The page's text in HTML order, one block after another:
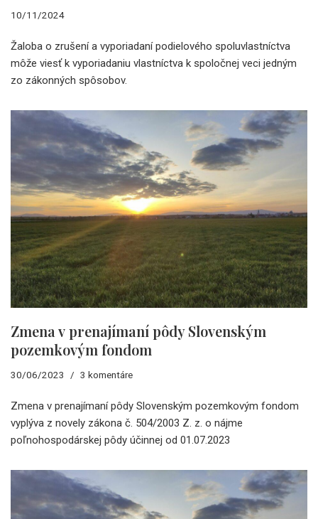
10/11/2024
Žaloba o zrušení a vyporiadaní podielového spoluvlastníctva
môže viesť k vyporiadaniu vlastníctva k spoločnej veci jedným
zo zákonných spôsobov.
Zmena v prenajímaní pôdy Slovenským
pozemkovým fondom
30/06/2023 3 komentáre
Zmena v prenajímaní pôdy Slovenským pozemkovým fondom
vyplýva z novely zákona č. 504/2003 Z. z. o nájme
poľnohospodárskej pôdy účinnej od 01.07.2023